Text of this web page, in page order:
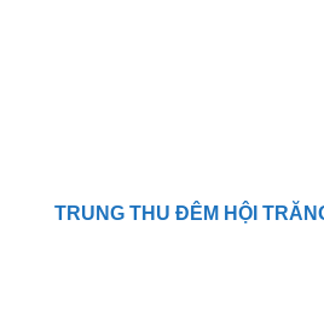
TRUNG THU ĐÊM HỘI